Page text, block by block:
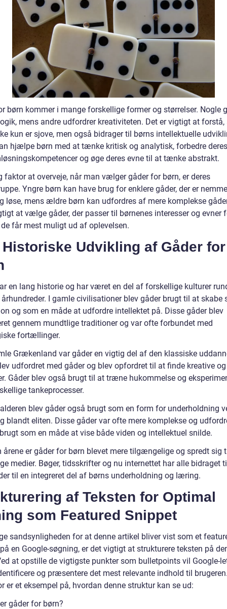
børn kommer i mange forskellige former og størrelser. Nogle
mens andre udfordrer kreativiteten. Det er vigtigt at forstå,
kun er sjove, men også bidrager til børns intellektuelle
hjælpe børn med at tænke kritisk og analytisk, forbedre deres
og øge deres evne til at tænke abstrakt.
faktor at overveje, når man vælger gåder for børn, er deres
Yngre børn kan have brug for enklere gåder, der er
løse, mens ældre børn kan udfordres af mere komplekse
at vælge gåder, der passer til børnenes interesser og evner
får mest muligt ud af oplevelsen.
Historiske Udvikling af Gåder for
en lang historie og har været en del af forskellige kulturer
århundreder. I gamle civilisationer blev gåder brugt til at skabe
og som en måde at udfordre intellektet på. Disse gåder blev
gennem mundtlige traditioner og var ofte forbundet med
fortællinger.
Grækenland var gåder en vigtig del af den klassiske
udfordret med gåder og blev opfordret til at finde kreative
Gåder blev også brugt til at træne hukommelse og
tankeprocesser.
blev gåder også brugt som en form for underholdning
blandt eliten. Disse gåder var ofte mere komplekse og
som en måde at vise både viden og intellektuel snilde.
årene er gåder for børn blevet mere tilgængelige og spredt sig
medier. Bøger, tidsskrifter og nu internettet har alle bidraget
til en integreret del af børns underholdning og læring.
af Teksten for Optimal
som Featured Snippet
sandsynligheden for at denne artikel bliver vist som et
en Google-søgning, er det vigtigt at strukturere teksten på
at opstille de vigtigste punkter som bulletpoints vil Google-
og præsentere det mest relevante indhold til
er et eksempel på, hvordan denne struktur kan se ud:
gåder for børn?